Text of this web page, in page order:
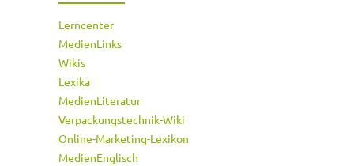
Lerncenter
MedienLinks
Wikis
Lexika
MedienLiteratur
Verpackungstechnik-Wiki
Online-Marketing-Lexikon
MedienEnglisch